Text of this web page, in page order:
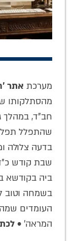
מערכת אתר
מהסתלקותו
חב"ד, במהלך
שהתפלל
בדעה צלולה
שבת קודש
ביה בקודשא
בשמחה וטוב
העומדים
המראה' •